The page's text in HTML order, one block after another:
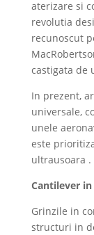
aterizare si
revolutia
recunoscut
castigata de
In prezent,
universale,
unele
este
ultrausoara .
Cantilever
Grinzile in
structuri in